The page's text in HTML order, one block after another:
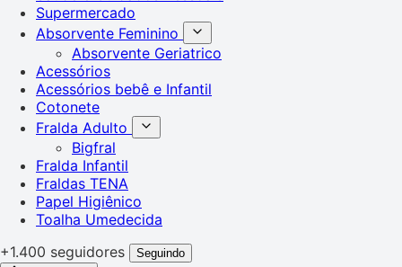
Supermercado
Absorvente Feminino
Absorvente Geriatrico
Acessórios
Acessórios bebê e Infantil
Cotonete
Fralda Adulto
Bigfral
Fralda Infantil
Fraldas TENA
Papel Higiênico
Toalha Umedecida
+1.400 seguidores
Seguindo